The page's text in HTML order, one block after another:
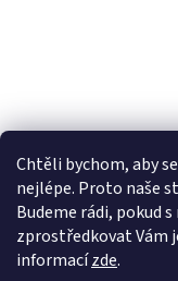
Chtěli bychom, aby
nejlépe. Proto naše
Budeme rádi, pokud
zprostředkovat Vám
informacízde.
Lekva nábytek
úchytky Gamet